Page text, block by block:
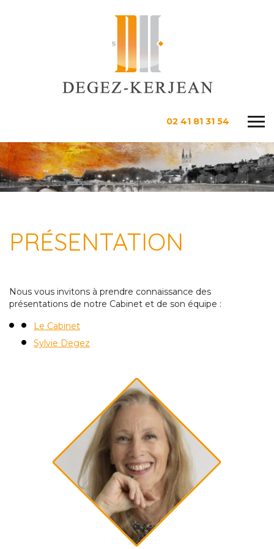
02 41 81 31 54
PRÉSENTATION
Nous vous invitons à prendre connaissance des
présentations de notre Cabinet et de son équipe :
Le Cabinet
Sylvie Degez